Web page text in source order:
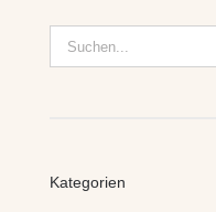
Suche
nach:
Kategorien